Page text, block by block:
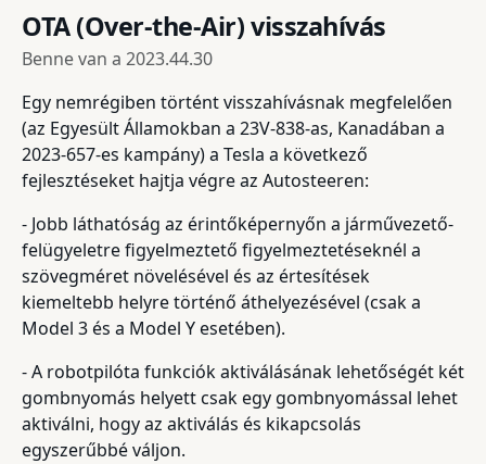
OTA (Over-the-Air) visszahívás
Benne van a 2023.44.30
Egy nemrégiben történt visszahívásnak megfelelően
(az Egyesült Államokban a 23V-838-as, Kanadában a
2023-657-es kampány) a Tesla a következő
fejlesztéseket hajtja végre az Autosteeren:
- Jobb láthatóság az érintőképernyőn a járművezető-
felügyeletre figyelmeztető figyelmeztetéseknél a
szövegméret növelésével és az értesítések
kiemeltebb helyre történő áthelyezésével (csak a
Model 3 és a Model Y esetében).
- A robotpilóta funkciók aktiválásának lehetőségét két
gombnyomás helyett csak egy gombnyomással lehet
aktiválni, hogy az aktiválás és kikapcsolás
egyszerűbbé váljon.